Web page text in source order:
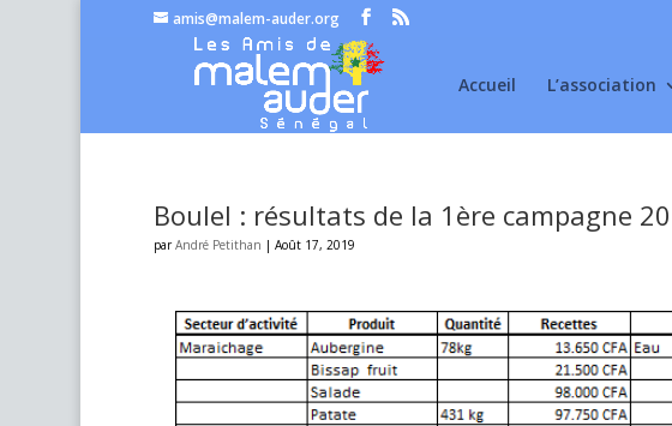
amis@malem-auder.org
Accueil L’association
Boulel : résultats de la 1ère campagne
parAndré Petithan | Août 17, 2019